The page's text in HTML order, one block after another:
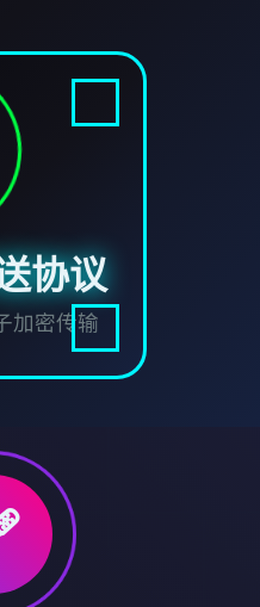
协议
加密传输